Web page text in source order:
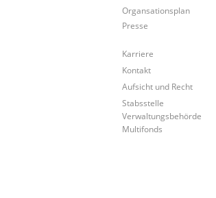
Organsationsplan
Presse
Karriere
Kontakt
Aufsicht und Recht
Stabsstelle
Verwaltungsbehörde
Multifonds